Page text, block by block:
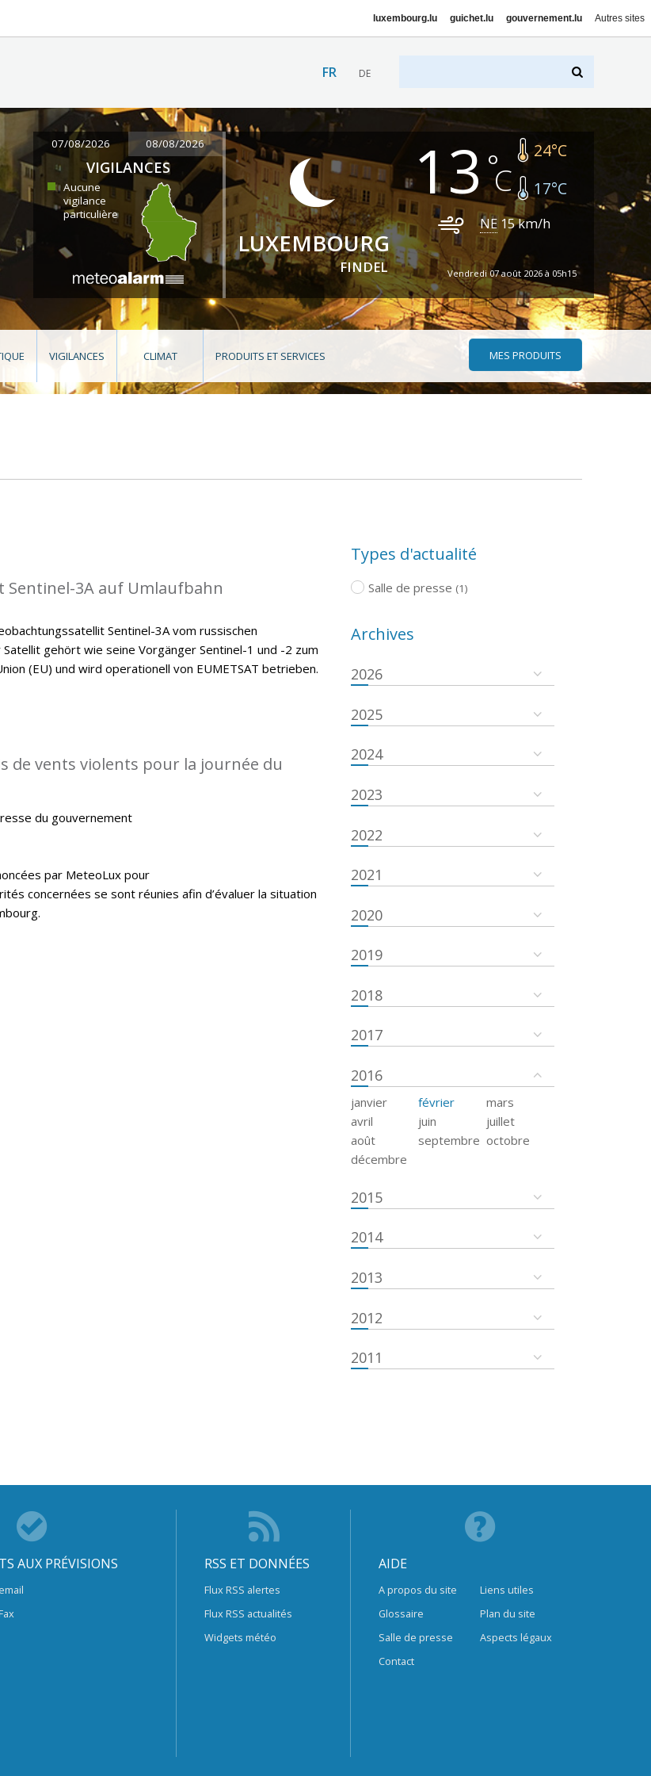
luxembourg.lu guichet.lu gouvernement.lu Autres sites
FR DE
07/08/2026 08/08/2026
VIGILANCES
Aucune
vigilance
particulière
LUXEMBOURG
FINDEL
13 24°C
17°C
NE 15km/h
Vendredi 07 août 2026 à 05h15
VIGILANCES CLIMAT PRODUITS ET SERVICES MES PRODUITS
3A auf Umlaufbahn
Sentinel-3A vom russischen
gehört wie seine Vorgänger Sentinel-1 und -2 zum
(EU) und wird operationell von EUMETSAT betrieben.
de vents violents pour la journée du
du gouvernement
par MeteoLux pour
concernées se sont réunies afin d’évaluer la situation
Types d'actualité
Salle de presse (1)
Archives
2026
2025
2024
2023
2022
2021
2020
2019
2018
2017
2016
janvier février
mars
avril
juin
juillet
août
septembre octobre
décembre
2015
2014
2013
2012
2011
AUX PRÉVISIONS RSS ET DONNÉES
Flux RSS alertes
Flux RSS actualités
Widgets météo
AIDE
A propos du site
Glossaire
Salle de presse
Contact
Liens utiles
Plan du site
Aspects légaux